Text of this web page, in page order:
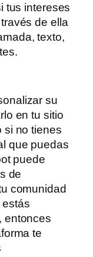
tus intereses
de ella
texto,
su
en tu sitio
si no tienes
que puedas
puede
de
comunidad
entonces
te